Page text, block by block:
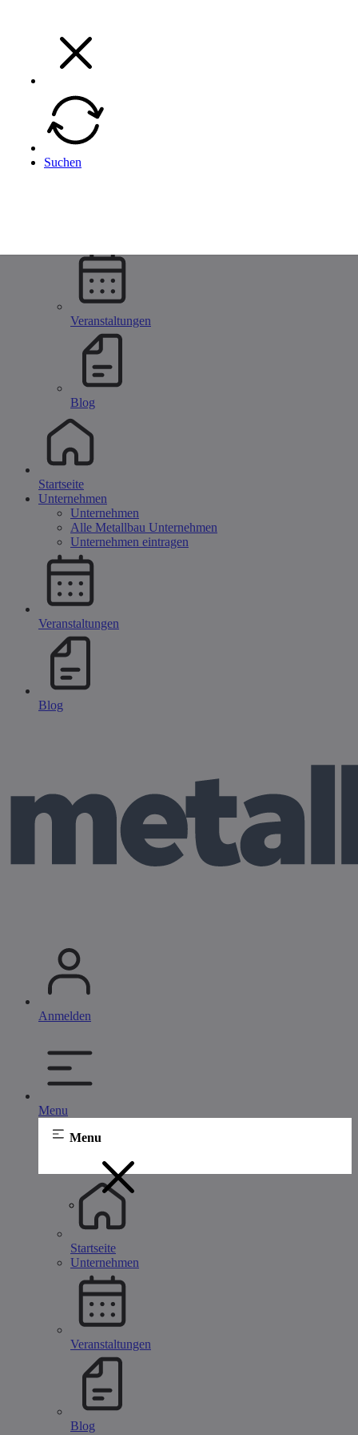
Menü
Veranstaltungen
Blog
Zurück
Unternehmen
Startseite
Unternehmen
Unternehmen
Alle Metallbau Unternehmen
Unternehmen eintragen
Veranstaltungen
Blog
Anmelden
Menu
Menu
Startseite
Unternehmen
Veranstaltungen
Blog
Suchen